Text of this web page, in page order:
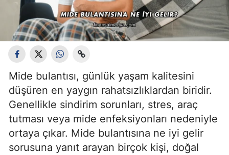
Mide bulantısı, günlük yaşam kalitesini
düşüren en yaygın rahatsızlıklardan biridir.
Genellikle sindirim sorunları, stres, araç
tutması veya mide enfeksiyonları nedeniyle
ortaya çıkar. Mide bulantısına ne iyi gelir
sorusuna yanıt arayan birçok kişi, doğal